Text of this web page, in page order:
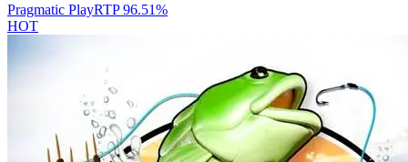
Pragmatic PlayRTP96.51%
HOT